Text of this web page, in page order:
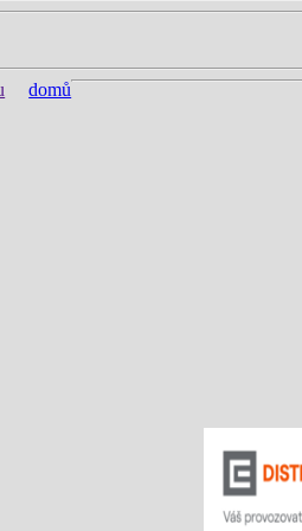
domů